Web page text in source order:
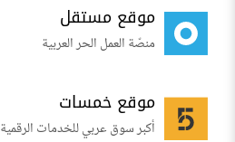
موقع مستقل
منصّة العمل الحر العربية
موقع خمسات
أكبر سوق عربي للخدمات الرقمية